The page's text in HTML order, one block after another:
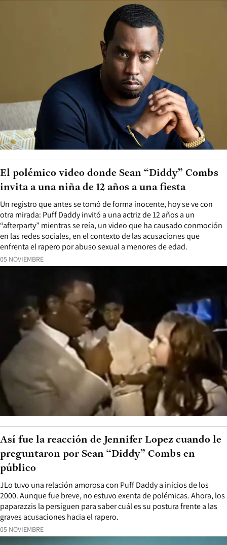
05 NOVIEMBRE
Un registro que antes se tomó de forma inocente, hoy se ve con
otra mirada: Puff Daddy invitó a una actriz de 12 años a un
“afterparty” mientras se reía, un video que ha causado conmoción
en las redes sociales, en el contexto de las acusaciones que
enfrenta el rapero por abuso sexual a menores de edad.
El polémico video donde Sean “Diddy” Combs
invita a una niña de 12 años a una fiesta
05 NOVIEMBRE
JLo tuvo una relación amorosa con Puff Daddy a inicios de los
2000. Aunque fue breve, no estuvo exenta de polémicas. Ahora, los
paparazzis la persiguen para saber cuál es su postura frente a las
graves acusaciones hacia el rapero.
Así fue la reacción de Jennifer Lopez cuando le
preguntaron por Sean “Diddy” Combs en
público